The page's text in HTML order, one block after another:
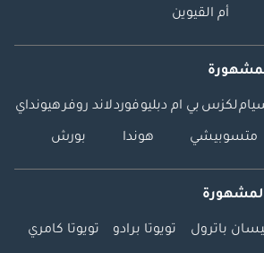
أم القيوين
لكزس بي ام دبليوفوردلاند روفرهيونداي
متسوبيشي هوندا بورش
باترول تويوتا برادو تويوتا كامري